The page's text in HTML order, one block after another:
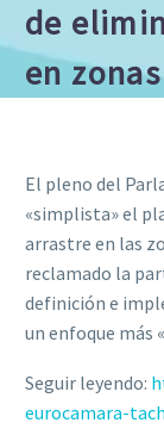
de
en
El pleno del
«simplista» el
arrastre en las
reclamado la
definición e
un enfoque más
Seguir leyendo:
eurocamara-